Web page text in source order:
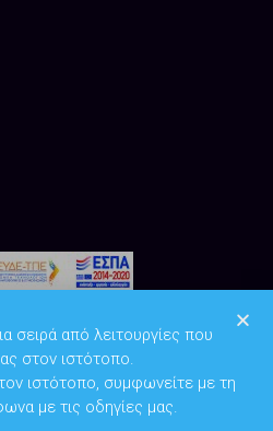
σειρά από λειτουργίες που
στον ιστότοπο.
ιστότοπο, συμφωνείτε με τη
με τις οδηγίες μας.